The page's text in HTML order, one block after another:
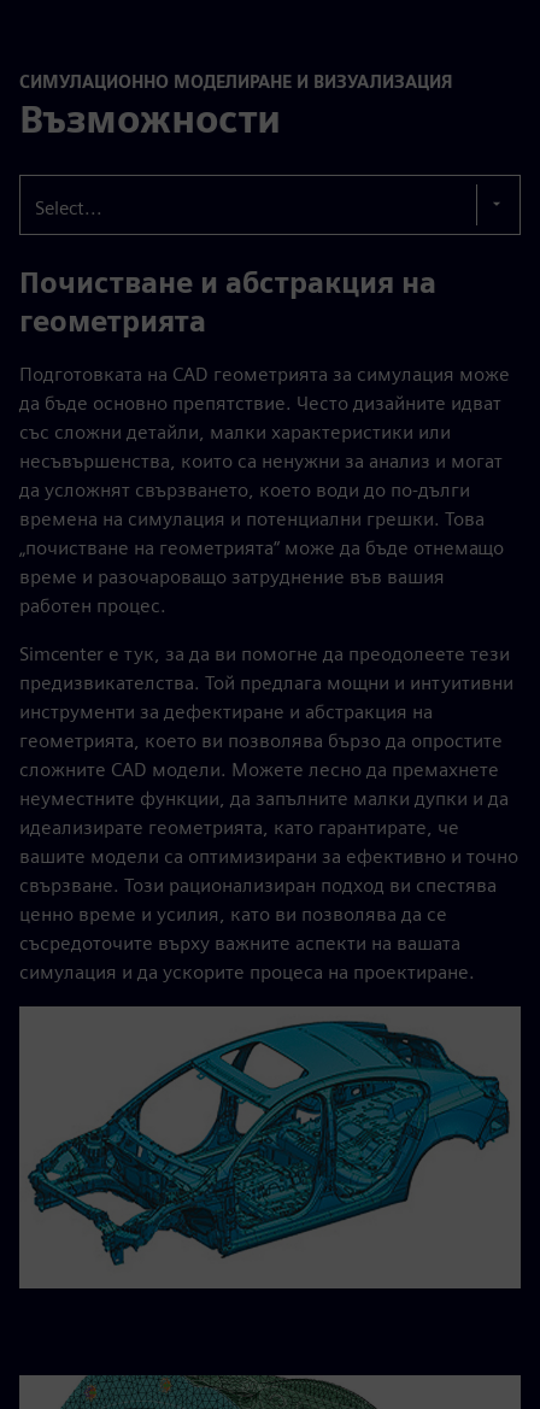
СИМУЛАЦИОННО МОДЕЛИРАНЕ И ВИЗУАЛИЗАЦИЯ
Възможности
Select...
Почистване и абстракция на
геометрията
Подготовката на CAD геометрията за симулация може
да бъде основно препятствие. Често дизайните идват
със сложни детайли, малки характеристики или
несъвършенства, които са ненужни за анализ и могат
да усложнят свързването, което води до по-дълги
времена на симулация и потенциални грешки. Това
„почистване на геометрията“ може да бъде отнемащо
време и разочароващо затруднение във вашия
работен процес.
Simcenter е тук, за да ви помогне да преодолеете тези
предизвикателства. Той предлага мощни и интуитивни
инструменти за дефектиране и абстракция на
геометрията, което ви позволява бързо да опростите
сложните CAD модели. Можете лесно да премахнете
неуместните функции, да запълните малки дупки и да
идеализирате геометрията, като гарантирате, че
вашите модели са оптимизирани за ефективно и точно
свързване. Този рационализиран подход ви спестява
ценно време и усилия, като ви позволява да се
съсредоточите върху важните аспекти на вашата
симулация и да ускорите процеса на проектиране.